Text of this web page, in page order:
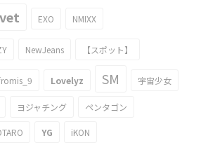
EXO NMIXX
NewJeans 【スポット】
Lovelyz SM 宇宙少女
ヨジャチング ペンタゴン
YG iKON